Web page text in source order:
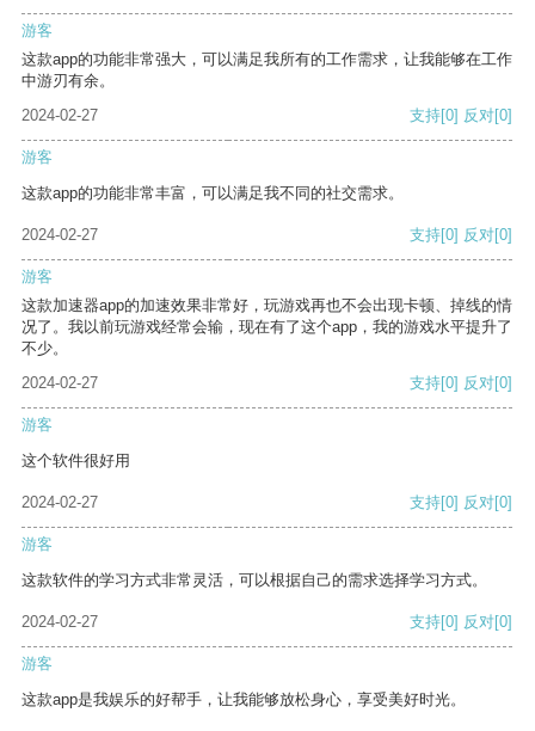
游客
这款app的功能非常强大，可以满足我所有的工作需求，让我能够在工作
中游刃有余。
2024-02-27
支持[0] 反对[0]
游客
这款app的功能非常丰富，可以满足我不同的社交需求。
2024-02-27 支持[0] 反对[0]
游客
这款加速器app的加速效果非常好，玩游戏再也不会出现卡顿、掉线的情
况了。我以前玩游戏经常会输，现在有了这个app，我的游戏水平提升了
不少。
2024-02-27
支持[0] 反对[0]
游客
这个软件很好用
2024-02-27 支持[0] 反对[0]
游客
这款软件的学习方式非常灵活，可以根据自己的需求选择学习方式。
2024-02-27 支持[0] 反对[0]
游客
这款app是我娱乐的好帮手，让我能够放松身心，享受美好时光。